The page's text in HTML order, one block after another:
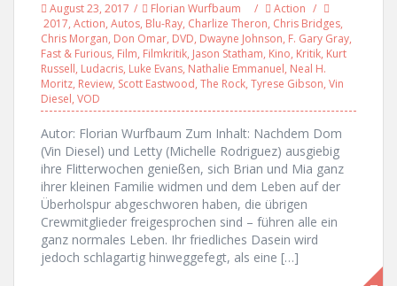
August 23, 2017 Florian Wurfbaum
Action
2017, Action, Autos, Blu-Ray, Charlize Theron, Chris Bridges,
Chris Morgan, Don Omar, DVD, Dwayne Johnson, F. Gary Gray,
Fast & Furious, Film, Filmkritik, Jason Statham, Kino, Kritik, Kurt
Russell, Ludacris, Luke Evans, Nathalie Emmanuel, Neal H.
Moritz, Review, Scott Eastwood, The Rock, Tyrese Gibson, Vin
Diesel, VOD
Autor: Florian Wurfbaum Zum Inhalt: Nachdem Dom
(Vin Diesel) und Letty (Michelle Rodriguez) ausgiebig
ihre Flitterwochen genießen, sich Brian und Mia ganz
ihrer kleinen Familie widmen und dem Leben auf der
Überholspur abgeschworen haben, die übrigen
Crewmitglieder freigesprochen sind – führen alle ein
ganz normales Leben. Ihr friedliches Dasein wird
jedoch schlagartig hinweggefegt, als eine […]